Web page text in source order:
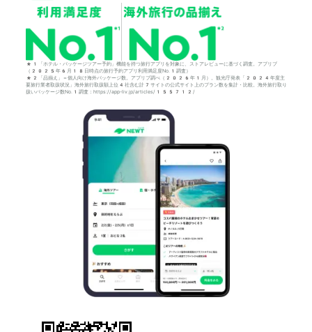
*1「ホテル・パッケージツアー予約」機能を持つ旅行アプリを対象に、ストアレビューに基づく調査。アプリブ
（2025年6月18日時点の旅行予約アプリ利用満足度No.1調査）
*2「品揃え」＝個人向け海外パッケージ数。アプリブ調べ（2026年1月）。観光庁発表「2024年度主
要旅行業者取扱状況」海外旅行取扱額上位4社含む計7サイトの公式サイト上のプラン数を集計・比較。海外旅行取り
扱いパッケージ数No.1調査：https://app-liv.jp/articles/155712/